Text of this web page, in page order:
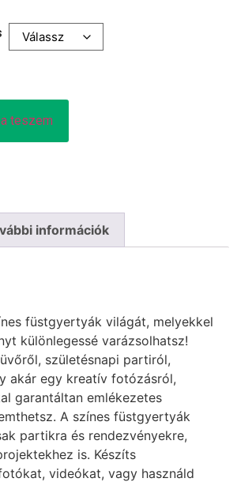
teszem
információk
füstgyertyák világát, melyekkel
különlegessé varázsolhatsz!
születésnapi partiról,
akár egy kreatív fotózásról,
garantáltan emlékezetes
A színes füstgyertyák
partikra és rendezvényekre,
is. Készíts
videókat, vagy használd